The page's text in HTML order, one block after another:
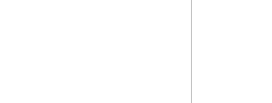
四川大
2023年